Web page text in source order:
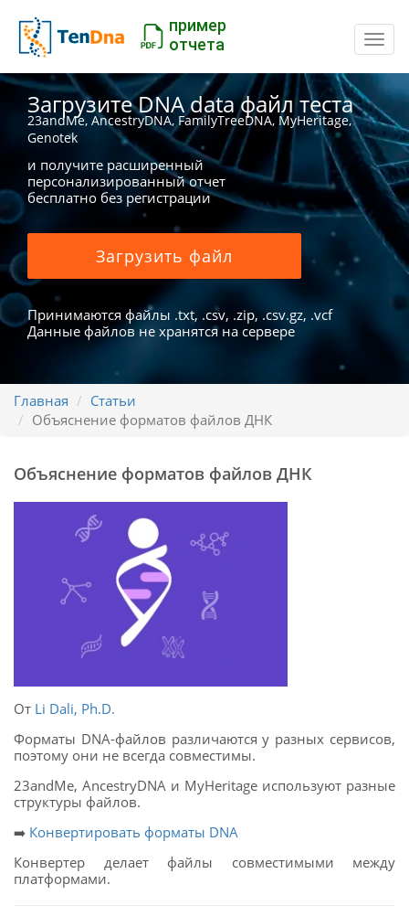
пример
отчета
Загрузите DNA data файл теста
23andMe, AncestryDNA, FamilyTreeDNA, MyHeritage,
Genotek
и получите расширенный
персонализированный отчет
бесплатно без регистрации
Загрузить файл
Принимаются файлы .txt, .csv, .zip, .csv.gz, .vcf
Данные файлов не хранятся на сервере
Главная
Статьи
Объяснение форматов файлов ДНК
Объяснение форматов файлов ДНК
От Li Dali, Ph.D.
Форматы DNA-файлов различаются у разных сервисов,
поэтому они не всегда совместимы.
23andMe, AncestryDNA и MyHeritage используют разные
структуры файлов.
➡️ Конвертировать форматы DNA
Конвертер делает файлы совместимыми между
платформами.